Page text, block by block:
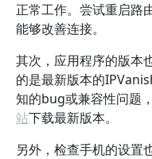
正常工作。尝试重启路
能够改善连接。
其次，应用程序的版本
的是最新版本的
知的bug或兼容性问题
站下载最新版本。
另外，检查手机的设置